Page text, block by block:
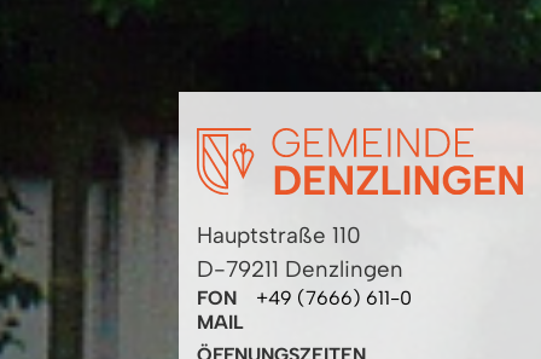
Hauptstraße 110
D-79211 Denzlingen
FON
+49 (7666) 611-0
MAIL
ÖFFNUNGSZEITEN